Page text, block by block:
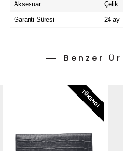
Aksesuar Çelik
Garanti Süresi 24 ay
Benzer
TÜKENDI